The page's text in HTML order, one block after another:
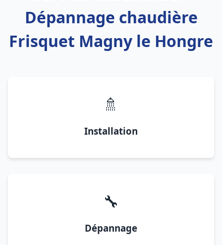
Dépannage chaudière
Frisquet Magny le Hongre
🚿
Installation
🔧
Dépannage